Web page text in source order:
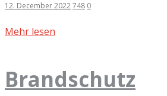
12. December 2022748 0
Mehr lesen
Brandschutz